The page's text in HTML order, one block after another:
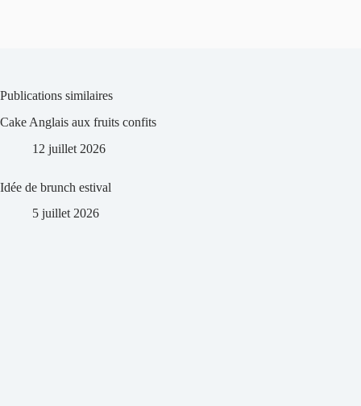
Publications similaires
Cake Anglais aux fruits confits
12 juillet 2026
Idée de brunch estival
5 juillet 2026